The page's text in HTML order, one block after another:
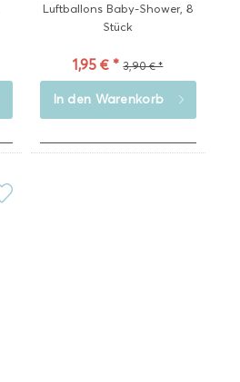
Luftballons Baby-Shower, 8
Stück
1,95 € * 3,90 € *
In den Warenkorb